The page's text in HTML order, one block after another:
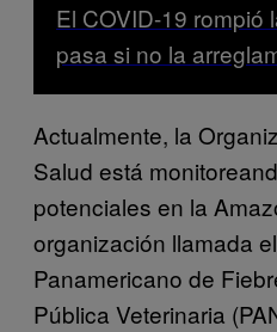
El COVID-19 rompió
pasa si no la
Actualmente, la
Salud está
potenciales en la
organización llamada
Panamericano de
Pública Veterinaria